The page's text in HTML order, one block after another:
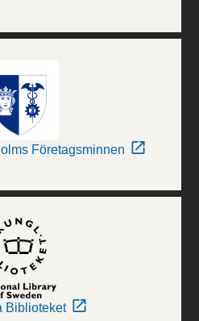
Företagsminnen
Biblioteket